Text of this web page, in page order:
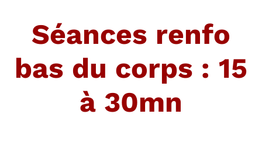
Séances renfo
bas du corps : 15
à 30mn